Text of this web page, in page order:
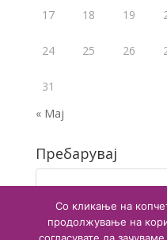
17 18 19
24 25 26
31
« Мај
Пребарувај
Со кликање на
продолжување на